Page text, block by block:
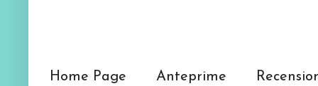
Home Page Anteprime